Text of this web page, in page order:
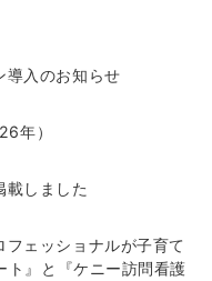
導入のお知らせ
年）
載しました
フェッショナルが子育て
ト』と『ケニー訪問看護